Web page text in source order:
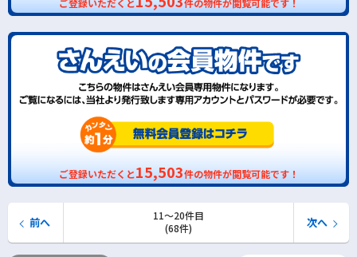
ご登録いただくと 件の物件が閲覧可能です！
ご登録いただくと15,503件の物件が閲覧可能です！
11〜20件目
(68件)
前へ 次へ